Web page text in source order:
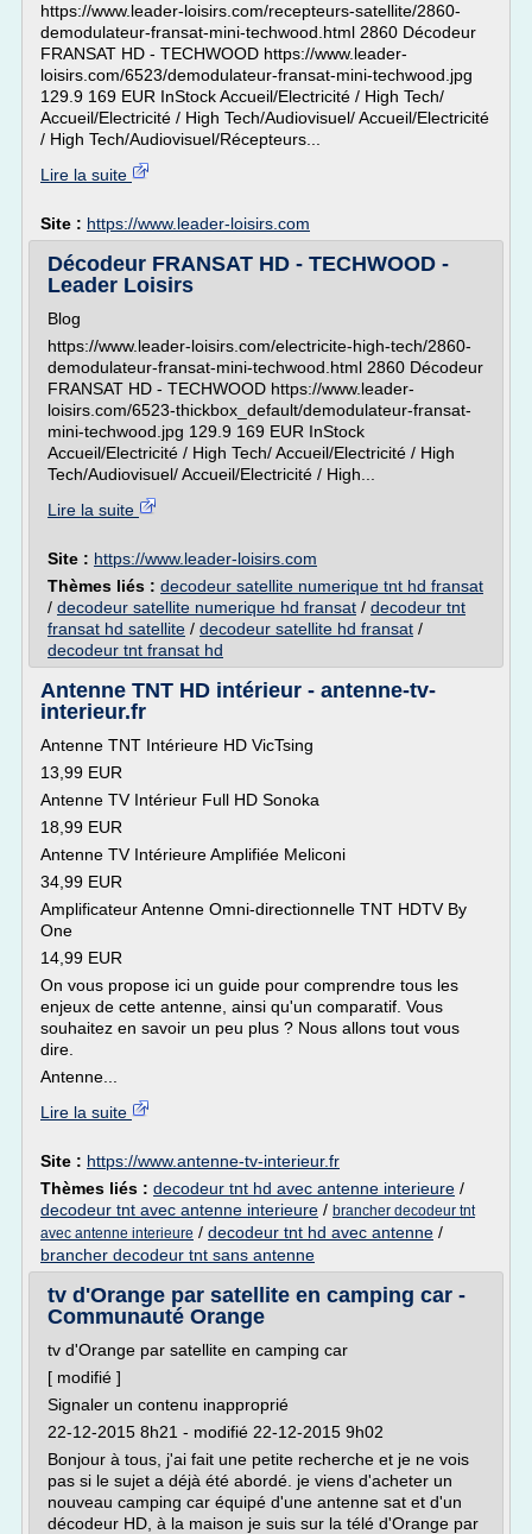
https://www.leader-loisirs.com/recepteurs-satellite/2860-
demodulateur-fransat-mini-techwood.html 2860 Décodeur
FRANSAT HD - TECHWOOD https://www.leader-
loisirs.com/6523/demodulateur-fransat-mini-techwood.jpg
129.9 169 EUR InStock Accueil/Electricité / High Tech/
Accueil/Electricité / High Tech/Audiovisuel/ Accueil/Electricité
/ High Tech/Audiovisuel/Récepteurs...
Lire la suite
Site : https://www.leader-loisirs.com
Décodeur FRANSAT HD - TECHWOOD -
Leader Loisirs
Blog
https://www.leader-loisirs.com/electricite-high-tech/2860-
demodulateur-fransat-mini-techwood.html 2860 Décodeur
FRANSAT HD - TECHWOOD https://www.leader-
loisirs.com/6523-thickbox_default/demodulateur-fransat-
mini-techwood.jpg 129.9 169 EUR InStock
Accueil/Electricité / High Tech/ Accueil/Electricité / High
Tech/Audiovisuel/ Accueil/Electricité / High...
Lire la suite
Site : https://www.leader-loisirs.com
Thèmes liés : decodeur satellite numerique tnt hd fransat
/ decodeur satellite numerique hd fransat / decodeur tnt
fransat hd satellite / decodeur satellite hd fransat /
decodeur tnt fransat hd
Antenne TNT HD intérieur - antenne-tv-
interieur.fr
Antenne TNT Intérieure HD VicTsing
13,99 EUR
Antenne TV Intérieur Full HD Sonoka
18,99 EUR
Antenne TV Intérieure Amplifiée Meliconi
34,99 EUR
Amplificateur Antenne Omni-directionnelle TNT HDTV By
One
14,99 EUR
On vous propose ici un guide pour comprendre tous les
enjeux de cette antenne, ainsi qu'un comparatif. Vous
souhaitez en savoir un peu plus ? Nous allons tout vous
dire.
Antenne...
Lire la suite
Site : https://www.antenne-tv-interieur.fr
Thèmes liés : decodeur tnt hd avec antenne interieure /
decodeur tnt avec antenne interieure / brancher decodeur tnt
avec antenne interieure / decodeur tnt hd avec antenne /
brancher decodeur tnt sans antenne
tv d'Orange par satellite en camping car -
Communauté Orange
tv d'Orange par satellite en camping car
[ modifié ]
Signaler un contenu inapproprié
22-12-2015 8h21 - modifié 22-12-2015 9h02
Bonjour à tous, j'ai fait une petite recherche et je ne vois
pas si le sujet a déjà été abordé. je viens d'acheter un
nouveau camping car équipé d'une antenne sat et d'un
décodeur HD, à la maison je suis sur la télé d'Orange par